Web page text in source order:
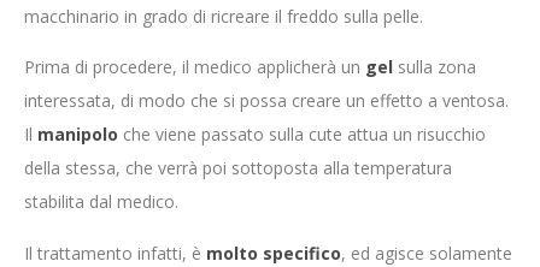
macchinario in grado di ricreare il freddo sulla pelle.
Prima di procedere, il medico applicherà un gel sulla zona
interessata, di modo che si possa creare un effetto a ventosa.
Il manipolo che viene passato sulla cute attua un risucchio
della stessa, che verrà poi sottoposta alla temperatura
stabilita dal medico.
Il trattamento infatti, è molto specifico, ed agisce solamente